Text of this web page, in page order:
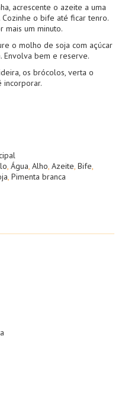
acrescente o azeite a uma
o bife até ficar tenro.
mais um minuto.
o molho de soja com açúcar
Envolva bem e reserve.
os brócolos, verta o
incorporar.
, Água, Alho, Azeite, Bife,
, Pimenta branca